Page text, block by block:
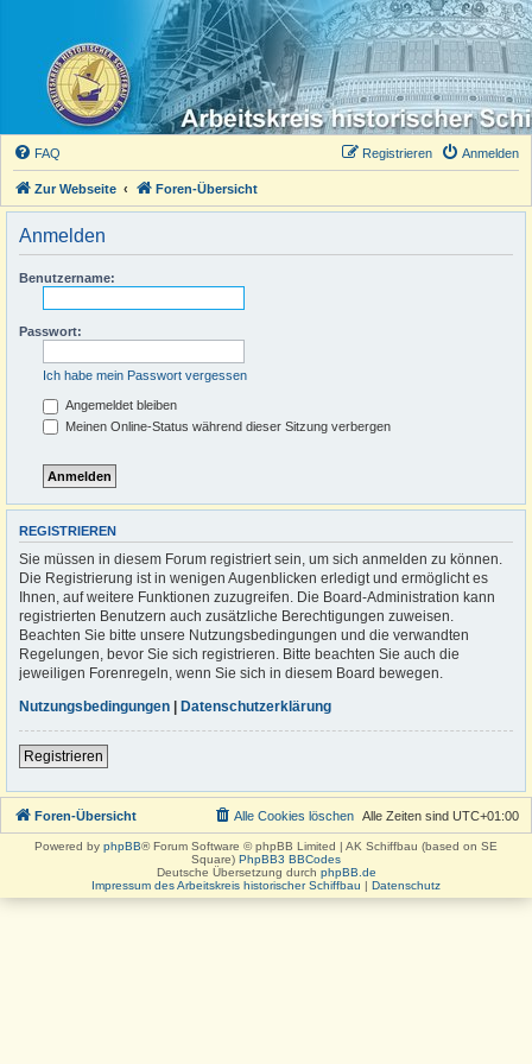
FAQ Anmelden
Registrieren
Zur Webseite Foren-Übersicht
Anmelden
Benutzername:
Passwort:
Ich habe mein Passwort vergessen
Angemeldet bleiben
Meinen Online-Status während dieser Sitzung verbergen
REGISTRIEREN
Sie müssen in diesem Forum registriert sein, um sich anmelden zu können.
Die Registrierung ist in wenigen Augenblicken erledigt und ermöglicht es
Ihnen, auf weitere Funktionen zuzugreifen. Die Board-Administration kann
registrierten Benutzern auch zusätzliche Berechtigungen zuweisen.
Beachten Sie bitte unsere Nutzungsbedingungen und die verwandten
Regelungen, bevor Sie sich registrieren. Bitte beachten Sie auch die
jeweiligen Forenregeln, wenn Sie sich in diesem Board bewegen.
Nutzungsbedingungen | Datenschutzerklärung
Registrieren
Foren-Übersicht Alle Zeiten sind UTC+01:00
Alle Cookies löschen
Powered by phpBB® Forum Software © phpBB Limited | AK Schiffbau (based on SE
Square) PhpBB3 BBCodes
Deutsche Übersetzung durch phpBB.de
Impressum des Arbeitskreis historischer Schiffbau | Datenschutz